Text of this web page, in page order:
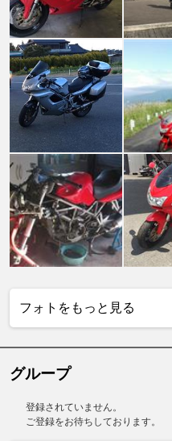
フォトをもっと見る
グループ
登録されていません。
ご登録をお待ちしております。